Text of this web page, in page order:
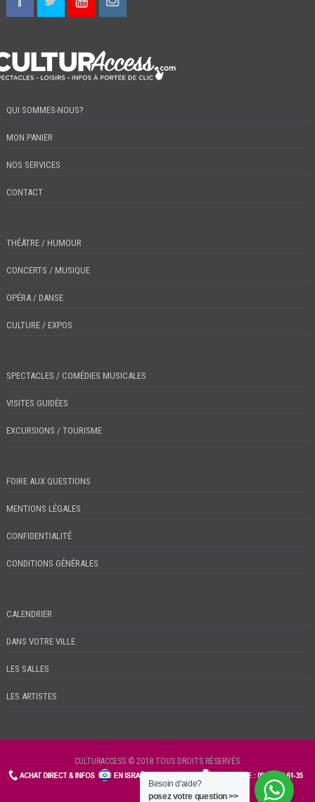
QUI SOMMES-NOUS?
MON PANIER
NOS SERVICES
CONTACT
THÉÂTRE / HUMOUR
CONCERTS / MUSIQUE
OPÉRA / DANSE
CULTURE / EXPOS
SPECTACLES / COMÉDIES MUSICALES
VISITES GUIDÉES
EXCURSIONS / TOURISME
FOIRE AUX QUESTIONS
MENTIONS LÉGALES
CONFIDENTIALITÉ
CONDITIONS GÉNÉRALES
CALENDRIER
DANS VOTRE VILLE
LES SALLES
LES ARTISTES
CULTURACCESS © 2018 TOUS DROITS RÉSERVÉS
CHECKIN
Besoin d'aide?
posez votre question >>